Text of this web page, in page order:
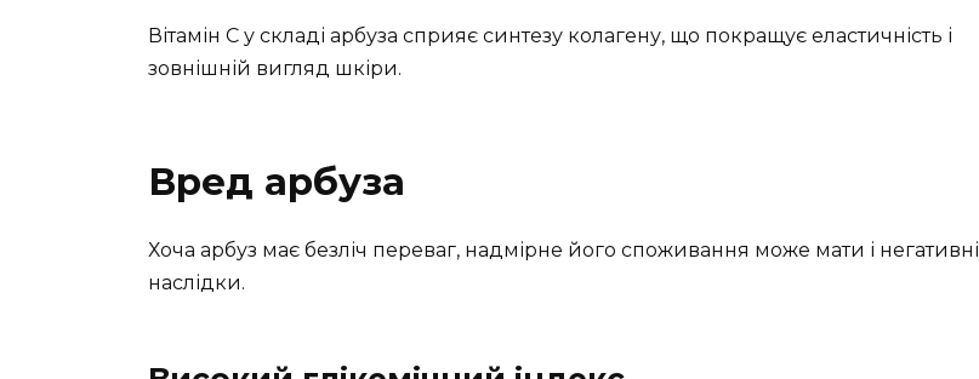
Вітамін C у складі арбуза сприяє синтезу колагену, що покращує еластичність і
зовнішній вигляд шкіри.
Вред арбуза
Хоча арбуз має безліч переваг, надмірне його споживання може мати і негативні
наслідки.